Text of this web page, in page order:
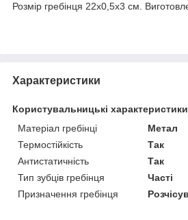
Розмір гребінця 22х0,5х3 см.
Характеристики
Користувальницькі характеристики
Матеріал гребінці
Метал
Термостійкість
Так
Антистатичність
Так
Тип зубців гребінця
Часті
Призначення гребінця